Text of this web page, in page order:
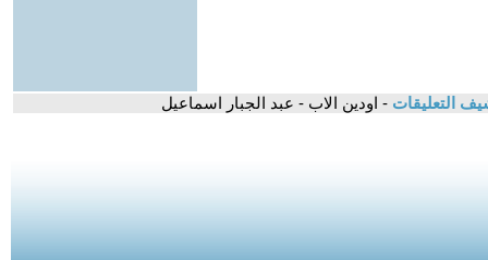
التعليقات - اودين الاب - عبد الجبار اسماعيل